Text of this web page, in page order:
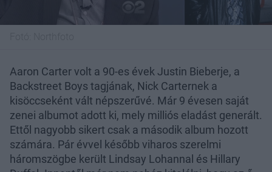
Aaron Carter volt a 90-es évek Justin Bieberje, a
Backstreet Boys tagjának, Nick Carternek a
kisöccseként vált népszerűvé. Már 9 évesen saját
zenei albumot adott ki, mely milliós eladást generált.
Ettől nagyobb sikert csak a második album hozott
számára. Pár évvel később viharos szerelmi
háromszögbe került Lindsay Lohannal és Hillary